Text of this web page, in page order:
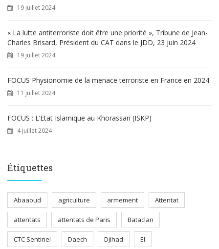
19 juillet 2024
« La lutte antiterroriste doit être une priorité », Tribune de Jean-
Charles Brisard, Président du CAT dans le JDD, 23 juin 2024
19 juillet 2024
FOCUS Physionomie de la menace terroriste en France en 2024
11 juillet 2024
FOCUS : L’Etat Islamique au Khorassan (ISKP)
4 juillet 2024
Étiquettes
Abaaoud agriculture armement Attentat
attentats attentats de Paris Bataclan
CTC Sentinel Daech Djihad EI